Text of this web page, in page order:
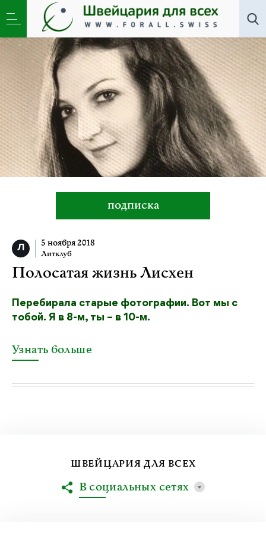
Все авторы»Елизавета Андреева
подписка
5 ноября 2018
Литклуб
Полосатая жизнь Лисхен
Перебирала старые фотографии. Вот мы с
тобой. Я в 8-м, ты – в 10-м.
Узнать больше
ШВЕЙЦАРИЯ ДЛЯ ВСЕХ
В социальных сетях